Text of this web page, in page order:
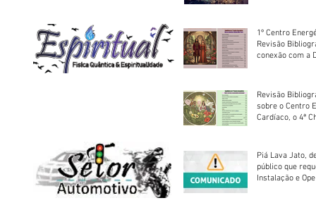
1º Centro
Revisão
conexão com a
Revisão
sobre o Centro
Cardíaco, o 4ª
Piá Lava Jato,
público que
Instalação e